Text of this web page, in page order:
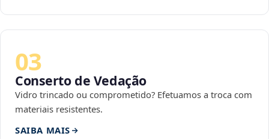
03
Conserto de Vedação
Vidro trincado ou comprometido? Efetuamos a troca com
materiais resistentes.
SAIBA MAIS